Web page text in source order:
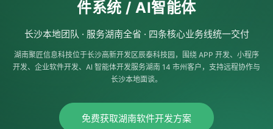
件系统 / AI智能体
长沙本地团队 · 服务湖南全省 · 四条核心业务线统一交付
湖南聚匠信息科技位于长沙高新开发区辰泰科技园，围绕 APP 开发、小程序
开发、企业软件开发、AI 智能体开发服务湖南 14 市州客户，支持远程协作与
长沙本地面谈。
免费获取湖南软件开发方案